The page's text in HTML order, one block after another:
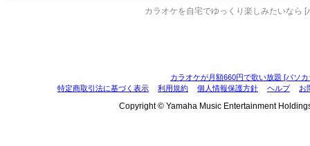
カラオケを自宅でゆっくり楽しみたいなら [
カラオケが月額660円で歌い放題 [パソ
特定商取引法に基づく表示
利用規約 個人情報保護方針 ヘルプ お
Copyright © Yamaha Music Entertainment